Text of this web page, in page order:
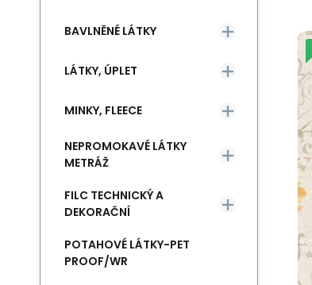
BAVLNĚNÉ LÁTKY
LÁTKY, ÚPLET
MINKY, FLEECE
NEPROMOKAVÉ LÁTKY
METRÁŽ
FILC TECHNICKÝ A
DEKORAČNÍ
POTAHOVÉ LÁTKY-PET
PROOF/WR